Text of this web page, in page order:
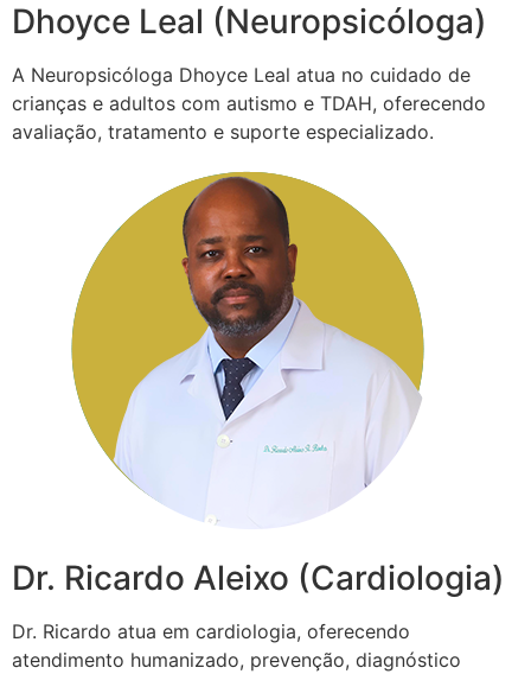
Dhoyce Leal (Neuropsicóloga)
A Neuropsicóloga Dhoyce Leal atua no cuidado de
crianças e adultos com autismo e TDAH, oferecendo
avaliação, tratamento e suporte especializado.
Dr. Ricardo Aleixo (Cardiologia)
Dr. Ricardo atua em cardiologia, oferecendo
atendimento humanizado, prevenção, diagnóstico